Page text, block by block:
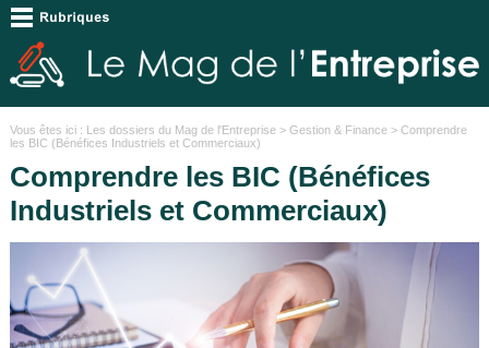
Vous êtes ici : Les dossiers du Mag de l'Entreprise> Gestion & Finance> Comprendre
les BIC (Bénéfices Industriels et Commerciaux)
Comprendre les BIC (Bénéfices
Industriels et Commerciaux)